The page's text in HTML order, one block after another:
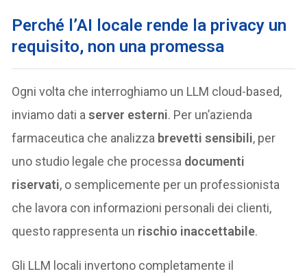
Perché l’AI locale rende la privacy un
requisito, non una promessa
Ogni volta che interroghiamo un LLM cloud-based,
inviamo dati aserver esterni. Per un’azienda
farmaceutica che analizza brevetti sensibili, per
uno studio legale che processa documenti
riservati, o semplicemente per un professionista
che lavora con informazioni personali dei clienti,
questo rappresenta un rischio inaccettabile.
Gli LLM locali invertono completamente il